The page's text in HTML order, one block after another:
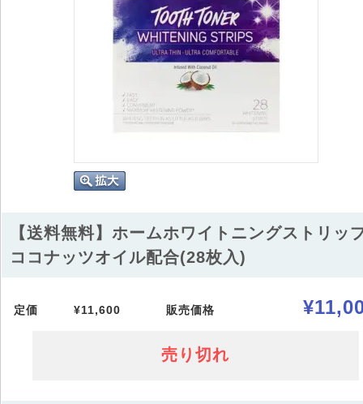
【送料無料】ホームホワイトニングストリッ
ココナッツオイル配合(28枚入)
定価 ¥11,600 販売価格
売り切れ